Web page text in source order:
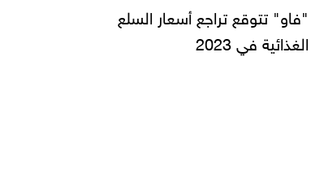
"فاو" تتوقع تراجع أسعار السلع
الغذائية في 2023